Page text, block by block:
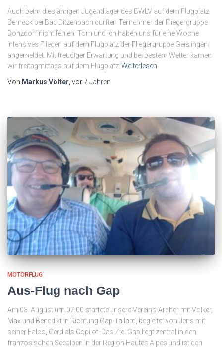
Auch beim diesjährigen Jugendlager des BWLV auf dem Flugplatz
Berneck bei Bad Ditzenbach durften Teilnehmer der Fliegergruppe
Donzdorf nicht fehlen: Tom und ich haben uns für eine Woche
intensives Fliegen auf dem Flugplatz der Fliegergruppe Geislingen
angemeldet. Mit freudiger Erwartung und bei bestem Wetter kamen
wir freitagmittags auf dem Flugplatz Weiterlesen
Von Markus Völter, vor7 Jahren
MOTORFLUG
Aus-Flug nach Gap
Am 03. August um 07:00 startete unsere Vereins-Archer mit Volker,
Max und Benedikt in Richtung Gap-Tallard, begleitet von Jens mit
seiner Falco, Gerd als Copilot. Das Ziel Gap liegt zentral in den
französischen Seealpen in der Region Hautes Alpes und ist den